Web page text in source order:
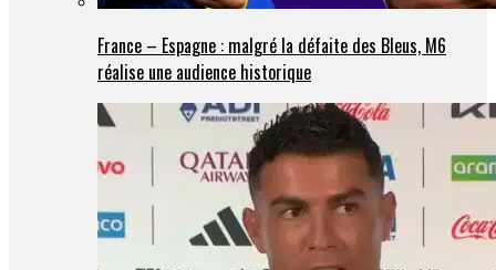
France – Espagne : malgré la défaite des Bleus, M6
réalise une audience historique